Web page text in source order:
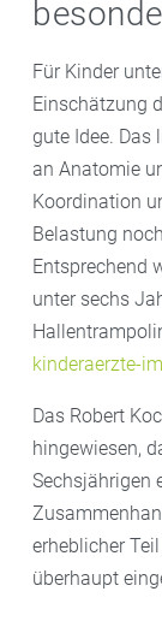
Für Kinder
Einschätzung
gute Idee. Das
an Anatomie
Koordination
Belastung
Entsprechend
unter sechs
kinderaerzte-
Das Robert
hingewiesen,
Sechsjährigen
erheblicher
überhaupt